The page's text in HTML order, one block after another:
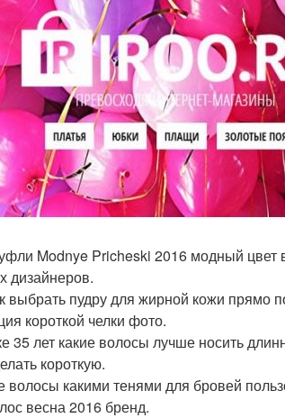
Modnye Pricheski 2016 модный цвет
дизайнеров.
пудру для жирной кожи прямо
короткой челки фото.
35 лет какие волосы лучше носить
короткую.
какими тенями для бровей
весна 2016 бренд.